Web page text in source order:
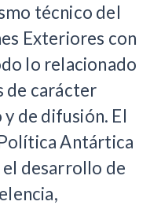
técnico del
Exteriores con
lo relacionado
de carácter
de difusión. El
Antártica
desarrollo de